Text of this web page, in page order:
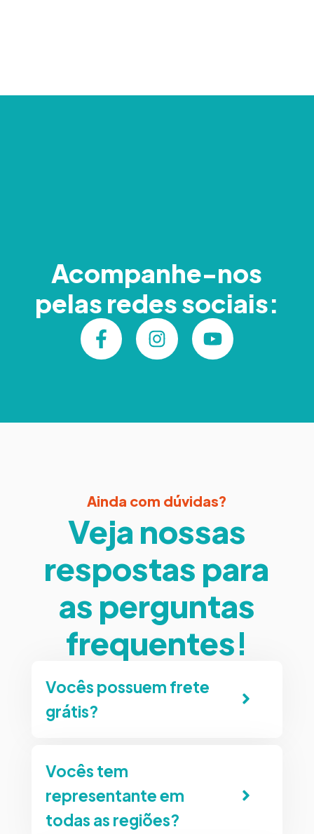
Acompanhe-nos
pelas redes sociais:
Ainda com dúvidas?
Veja nossas
respostas para
as perguntas
frequentes!
Vocês possuem frete
grátis?
Vocês tem
representante em
todas as regiões?